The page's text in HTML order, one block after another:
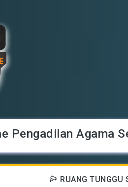
Pengadilan Agama
RUANG TUNGGU